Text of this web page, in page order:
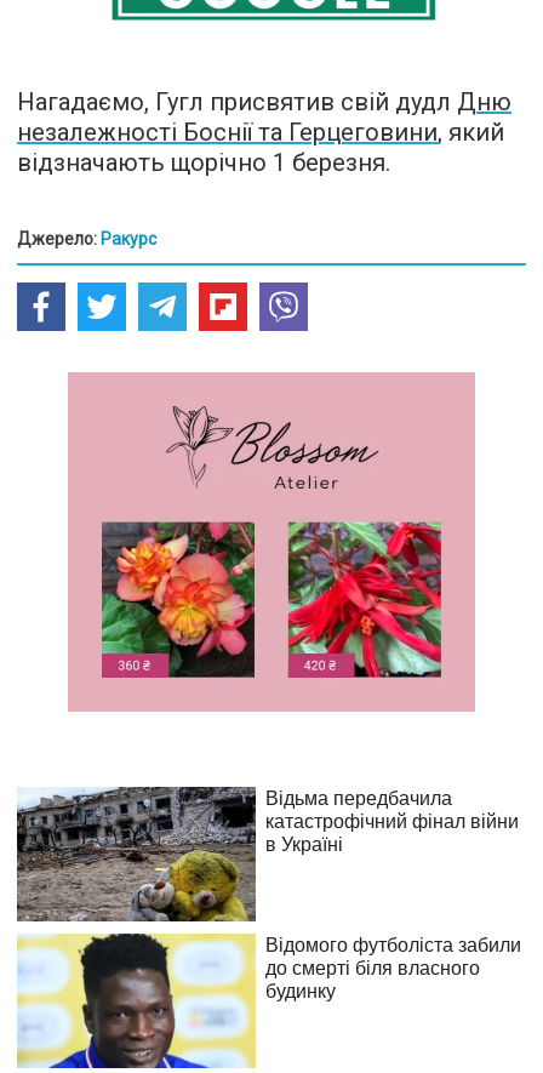
Нагадаємо, Гугл присвятив свій дудл Дню
незалежності Боснії та Герцеговини, який
відзначають щорічно 1 березня.
Джерело: Ракурс